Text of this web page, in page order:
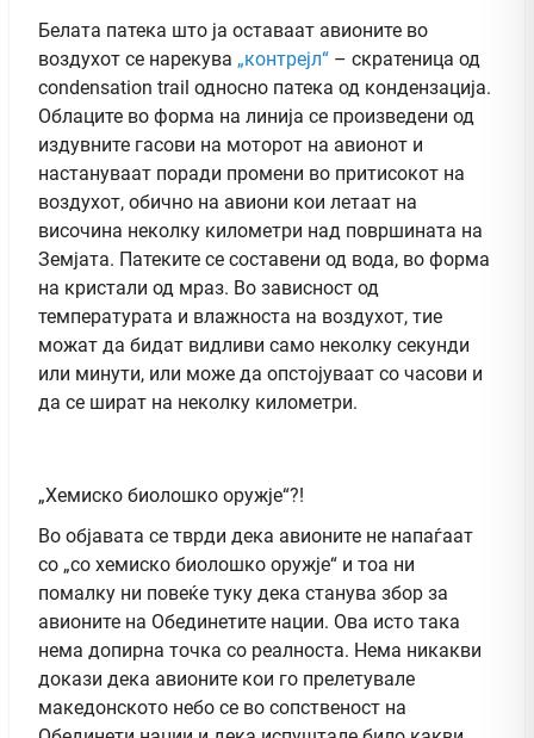
Белата патека што ја оставаат авионите во
воздухот се нарекува „контрејл“ – скратеница од
condensation trail односно патека од кондензација.
Облаците во форма на линија се произведени од
издувните гасови на моторот на авионот и
настануваат поради промени во притисокот на
воздухот, обично на авиони кои летаат на
височина неколку километри над површината на
Земјата. Патеките се составени од вода, во форма
на кристали од мраз. Во зависност од
температурата и влажноста на воздухот, тие
можат да бидат видливи само неколку секунди
или минути, или може да опстојуваат со часови и
да се шират на неколку километри.
„Хемиско биолошко оружје“?!
Во објавата се тврди дека авионите не напаѓаат
со „со хемиско биолошко оружје“ и тоа ни
помалку ни повеќе туку дека станува збор за
авионите на Обединетите нации. Ова исто така
нема допирна точка со реалноста. Нема никакви
докази дека авионите кои го прелетувале
македонското небо се во сопственост на